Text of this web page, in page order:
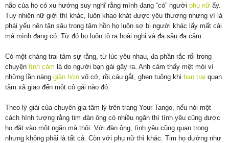
não của họ có xu hướng suy nghĩ rằng mình đang “có” người phụ nữ ấy.
Tuy nhiên nữ giới thì khác, luôn khao khát được yêu thương nhưng vì là
phái yếu nên tận sâu trong tâm hồn họ luôn sợ bị người khác lấy mất cái
mà mình đang có. Từ đó họ luôn tỏ ra hoài nghi và đa sầu đa cảm.
Có một chàng trai tâm sự rằng, từ lúc yêu nhau, đa phần rắc rối trong
chuyện tình cảm là do người bạn gái gây ra. Anh cảm thấy mệt mỏi vì
những lần nàng giận hờn vô cớ, rồi cáu gắt, ghen tuông khi bạn trai quan
tâm xã giao đến một cô gái nào đó.
Theo lý giải của chuyên gia tâm lý trên trang Your Tango, nếu nói một
cách hình tượng rằng tim đàn ông có nhiều ngăn thì tình yêu cũng được
họ đặt vào một ngăn mà thôi. Với đàn ông, tình yêu cũng quan trọng
nhưng không phải là tất cả. Còn với phụ nữ thì khác. Tim họ dường như